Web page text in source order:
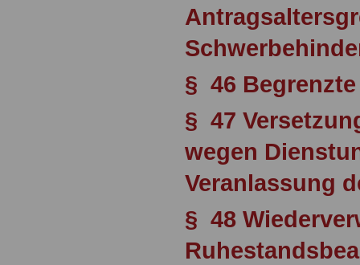
§ 46
§ 47
wegen
Veranlassung
§ 48